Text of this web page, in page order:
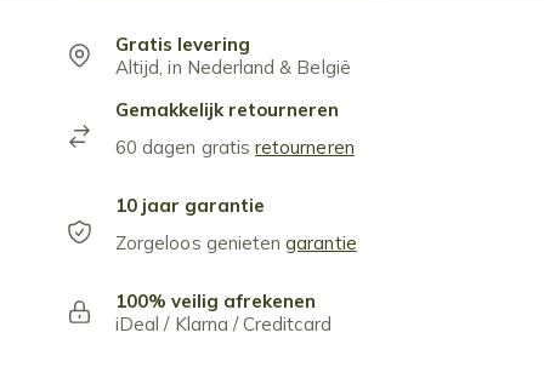
Gratis levering
Altijd, in Nederland & België
Gemakkelijk retourneren
60 dagen gratisretourneren
10 jaar garantie
Zorgeloos genietengarantie
100% veilig afrekenen
iDeal / Klarna / Creditcard